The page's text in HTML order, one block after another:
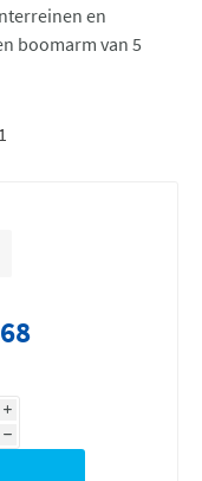
en
boomarm van 5
i
h